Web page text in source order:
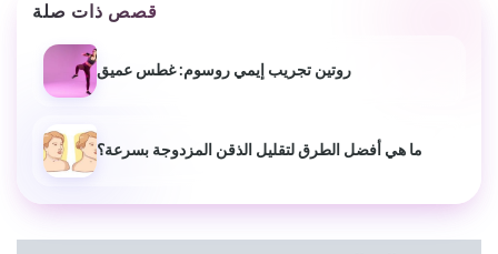
قصص ذات صلة
روتين تجريب إيمي روسوم: غطس عميق
ما هي أفضل الطرق لتقليل الذقن المزدوجة بسرعة؟